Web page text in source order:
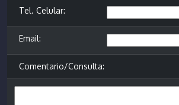
Tel. Celular:
Email:
Comentario/Consulta: